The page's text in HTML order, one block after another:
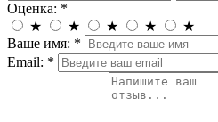
Оценка: *
★
★ ★ ★
★
Ваше имя: *
Email: *